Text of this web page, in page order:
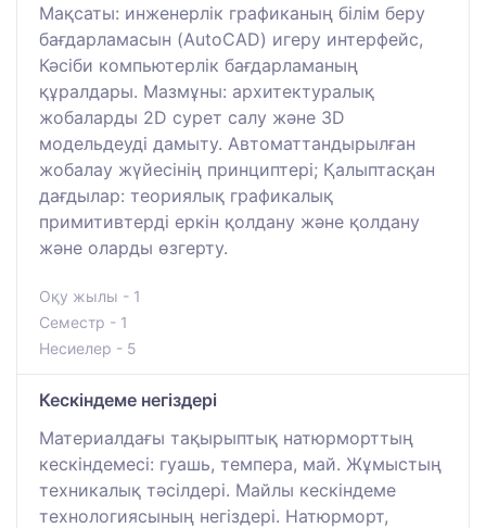
Мақсаты: инженерлік графиканың білім беру
бағдарламасын (AutoCAD) игеру интерфейс,
Кәсіби компьютерлік бағдарламаның
құралдары. Мазмұны: архитектуралық
жобаларды 2D сурет салу және 3D
модельдеуді дамыту. Автоматтандырылған
жобалау жүйесінің принциптері; Қалыптасқан
дағдылар: теориялық графикалық
примитивтерді еркін қолдану және қолдану
және оларды өзгерту.
Оқу жылы - 1
Семестр - 1
Несиелер - 5
Кескіндеме негіздері
Материалдағы тақырыптық натюрморттың
кескіндемесі: гуашь, темпера, май. Жұмыстың
техникалық тәсілдері. Майлы кескіндеме
технологиясының негіздері. Натюрморт,